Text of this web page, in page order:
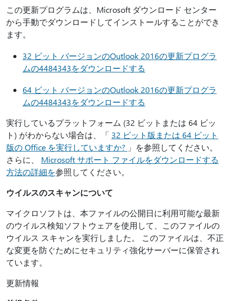
この更新プログラムは、Microsoft ダウンロード センター
から手動でダウンロードしてインストールすることができ
ます。
32 ビット バージョンのOutlook 2016の更新プログラ
ムの4484343をダウンロードする
64 ビット バージョンのOutlook 2016の更新プログラ
ムの4484343をダウンロードする
実行しているプラットフォーム (32 ビットまたは 64 ビッ
ト) がわからない場合は、「 32 ビット版または 64 ビット
版の Office を実行していますか? 」を参照してください。
さらに、 Microsoft サポート ファイルをダウンロードする
方法の詳細を参照してください。
ウイルスのスキャンについて
マイクロソフトは、本ファイルの公開日に利用可能な最新
のウイルス検知ソフトウェアを使用して、このファイルの
ウイルス スキャンを実行しました。 このファイルは、不正
な変更を防ぐためにセキュリティ強化サーバーに保管され
ています。
更新情報